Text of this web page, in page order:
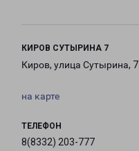
КИРОВ СУТЫРИНА 7
Киров, улица Сутырина, 7
на карте
ТЕЛЕФОН
8(8332) 203-777